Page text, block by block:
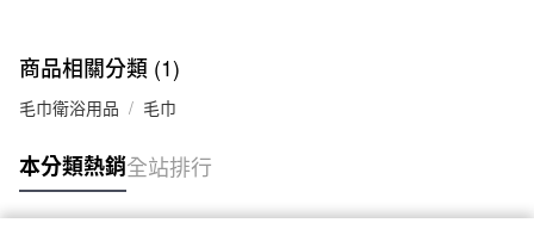
商品相關分類 (1)
毛巾衛浴用品 毛巾
本分類熱銷全站排行